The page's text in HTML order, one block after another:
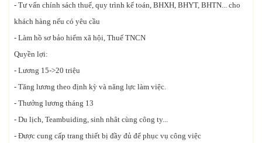
- Tư vấn chính sách thuế, quy trình kế toán, BHXH, BHYT, BHTN... cho
khách hàng nếu có yêu cầu
- Làm hồ sơ bảo hiểm xã hội, Thuế TNCN
Quyền lợi:
- Lương 15->20 triệu
- Tăng lương theo định kỳ và năng lực làm việc.
- Thưởng lương tháng 13
- Du lịch, Teambuiding, sinh nhât cùng công ty...
- Được cung cấp trang thiết bị đầy đủ để phục vụ công việc